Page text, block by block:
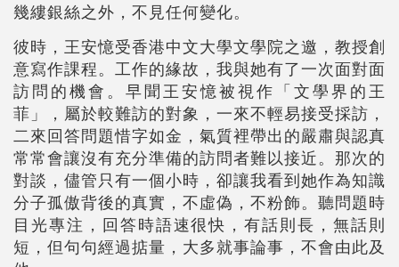
幾縷銀絲之外，不見任何變化。
彼時，王安憶受香港中文大學文學院之邀，教授創
意寫作課程。工作的緣故，我與她有了一次面對面
訪問的機會。早聞王安憶被視作「文學界的王
菲」，屬於較難訪的對象，一來不輕易接受採訪，
二來回答問題惜字如金，氣質裡帶出的嚴肅與認真
常常會讓沒有充分準備的訪問者難以接近。那次的
對談，儘管只有一個小時，卻讓我看到她作為知識
分子孤傲背後的真實，不虛偽，不粉飾。聽問題時
目光專注，回答時語速很快，有話則長，無話則
短，但句句經過掂量，大多就事論事，不會由此及